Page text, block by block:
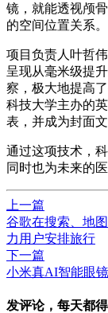
镜，就能透视颅
的空间位置关系。
项目负责人叶哲
呈现从毫米级提
察，极大地提高
科技大学主办的英
表，并成为封面
通过这项技术，
同时也为未来的
上一篇
谷歌在搜索、地
力用户安排旅行
下一篇
小米真AI智能眼
发评论，每天都